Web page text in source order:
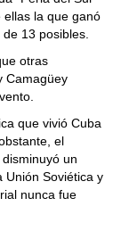
ellas la que ganó
13 posibles.
otras
Camagüey
que vivió Cuba
el
un
Unión Soviética y
nunca fue